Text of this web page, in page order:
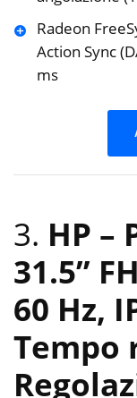
Radeon
Action Sync
ms
3. HP –
31.5”
60 Hz,
Tempo